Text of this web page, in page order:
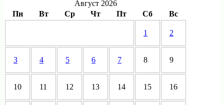
Август 2026
Пн
Вт Ср Чт Пт Сб Вс
1 2
3 4 5 6 7 8 9
10 11 12 13 14 15 16